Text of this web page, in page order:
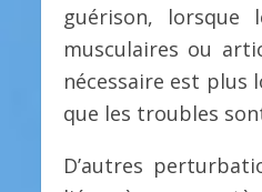
guérison, lorsque
musculaires ou
nécessaire est plus
que les troubles
D’autres